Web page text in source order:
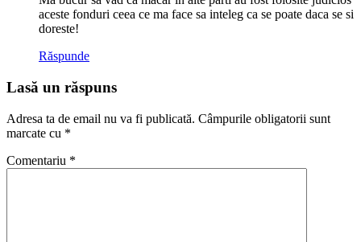
aceste fonduri ceea ce ma face sa inteleg ca se poate daca se si
doreste!
Răspunde
Lasă un răspuns
Adresa ta de email nu va fi publicată. Câmpurile obligatorii sunt
marcate cu *
Comentariu *